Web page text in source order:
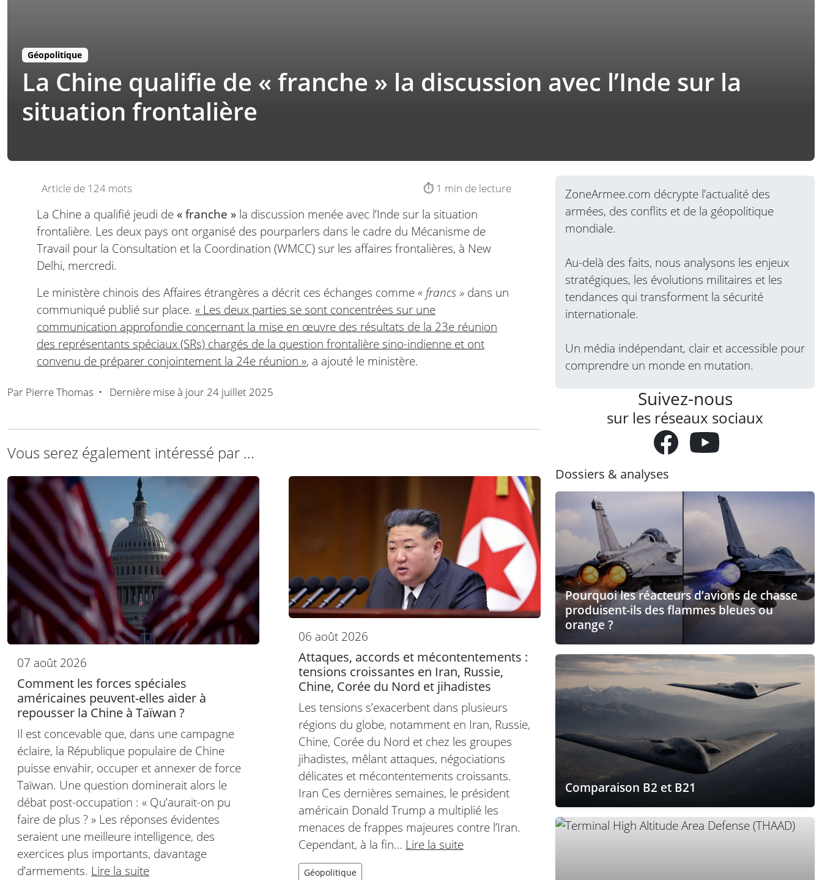
Géopolitique
La Chine qualifie de « franche » la discussion avec l’Inde sur la
situation frontalière
Article de 124 mots ⏱️ 1 min de lecture
La Chine a qualifié jeudi de « franche » la discussion menée avec l’Inde sur la situation
frontalière. Les deux pays ont organisé des pourparlers dans le cadre du Mécanisme de
Travail pour la Consultation et la Coordination (WMCC) sur les affaires frontalières, à New
Delhi, mercredi.
Le ministère chinois des Affaires étrangères a décrit ces échanges comme« francs » dans un
communiqué publié sur place. « Les deux parties se sont concentrées sur une
communication approfondie concernant la mise en œuvre des résultats de la 23e réunion
des représentants spéciaux (SRs) chargés de la question frontalière sino-indienne et ont
convenu de préparer conjointement la 24e réunion », a ajouté le ministère.
Par Pierre Thomas • Dernière mise à jour 24 juillet 2025
Vous serez également intéressé par ...
07 août 2026
Comment les forces spéciales
américaines peuvent-elles aider à
repousser la Chine à Taïwan ?
Il est concevable que, dans une campagne
éclaire, la République populaire de Chine
puisse envahir, occuper et annexer de force
Taïwan. Une question dominerait alors le
débat post-occupation : « Qu’aurait-on pu
faire de plus ? » Les réponses évidentes
seraient une meilleure intelligence, des
exercices plus importants, davantage
d’armements. Lire la suite
06 août 2026
Attaques, accords et mécontentements :
tensions croissantes en Iran, Russie,
Chine, Corée du Nord et jihadistes
Les tensions s’exacerbent dans plusieurs
régions du globe, notamment en Iran, Russie,
Chine, Corée du Nord et chez les groupes
jihadistes, mêlant attaques, négociations
délicates et mécontentements croissants.
Iran Ces dernières semaines, le président
américain Donald Trump a multiplié les
menaces de frappes majeures contre l’Iran.
Cependant, à la fin… Lire la suite
Géopolitique
ZoneArmee.com décrypte l’actualité des
armées, des conflits et de la géopolitique
mondiale.
Au-delà des faits, nous analysons les enjeux
stratégiques, les évolutions militaires et les
tendances qui transforment la sécurité
internationale.
Un média indépendant, clair et accessible pour
comprendre un monde en mutation.
Suivez-nous
sur les réseaux sociaux
Dossiers & analyses
Pourquoi les réacteurs d’avions de chasse
produisent-ils des flammes bleues ou
orange ?
Comparaison B2 et B21